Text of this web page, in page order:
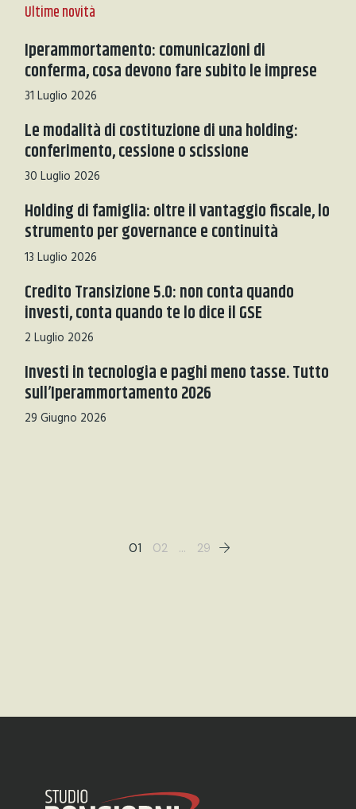
Ultime novità
Iperammortamento: comunicazioni di
conferma, cosa devono fare subito le imprese
31 Luglio 2026
Le modalità di costituzione di una holding:
conferimento, cessione o scissione
30 Luglio 2026
Holding di famiglia: oltre il vantaggio fiscale, lo
strumento per governance e continuità
13 Luglio 2026
Credito Transizione 5.0: non conta quando
investi, conta quando te lo dice il GSE
2 Luglio 2026
Investi in tecnologia e paghi meno tasse. Tutto
sull’Iperammortamento 2026
29 Giugno 2026
01 02 … 29